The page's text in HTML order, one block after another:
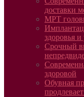
доставки
МРТ
здоровья
Срочный
здоровой
Обувная